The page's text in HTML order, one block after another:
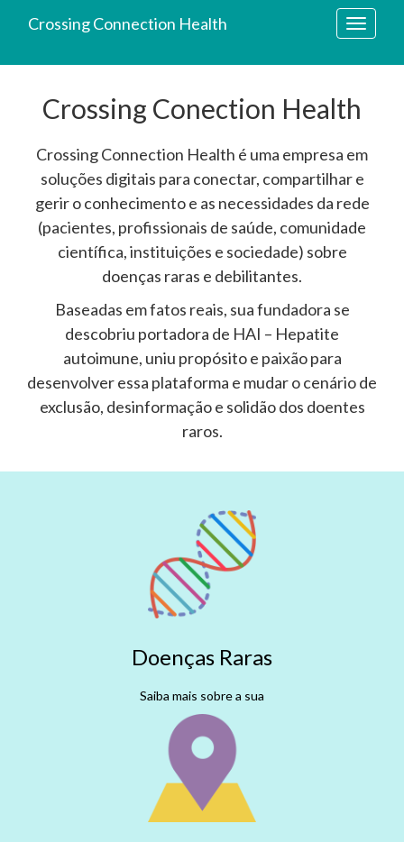
Toggle
Crossing Connection Health
Crossing Conection Health
Crossing Connection Health é uma empresa em
soluções digitais para conectar, compartilhar e
gerir o conhecimento e as necessidades da rede
(pacientes, profissionais de saúde, comunidade
científica, instituições e sociedade) sobre
doenças raras e debilitantes.
Baseadas em fatos reais, sua fundadora se
descobriu portadora de HAI – Hepatite
autoimune, uniu propósito e paixão para
desenvolver essa plataforma e mudar o cenário de
exclusão, desinformação e solidão dos doentes
raros.
Doenças Raras
Saiba mais sobre a sua